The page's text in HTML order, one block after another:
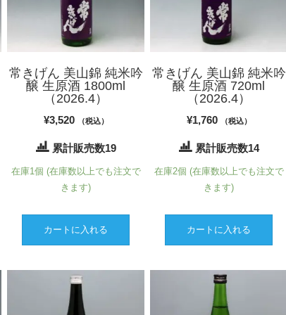
常きげん 美山錦 純米吟
醸 生原酒 1800ml
（2026.4）
¥3,520 （税込）
累計販売数19
在庫1個 (在庫数以上でも注文で
きます)
カートに入れる
常きげん 美山錦 純米吟
醸 生原酒 720ml
（2026.4）
¥1,760 （税込）
累計販売数14
在庫2個 (在庫数以上でも注文で
きます)
カートに入れる